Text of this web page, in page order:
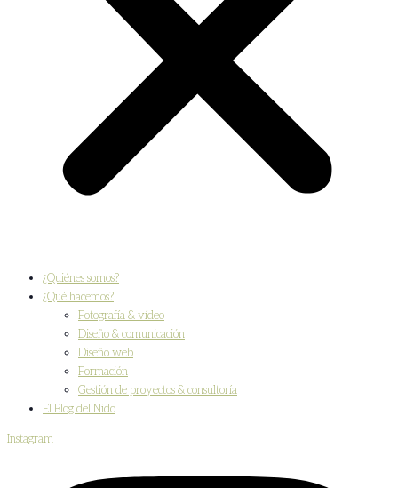
¿Quiénes somos?
¿Qué hacemos?
Fotografía & vídeo
Diseño & comunicación
Diseño web
Formación
Gestión de proyectos & consultoría
El Blog del Nido
Instagram